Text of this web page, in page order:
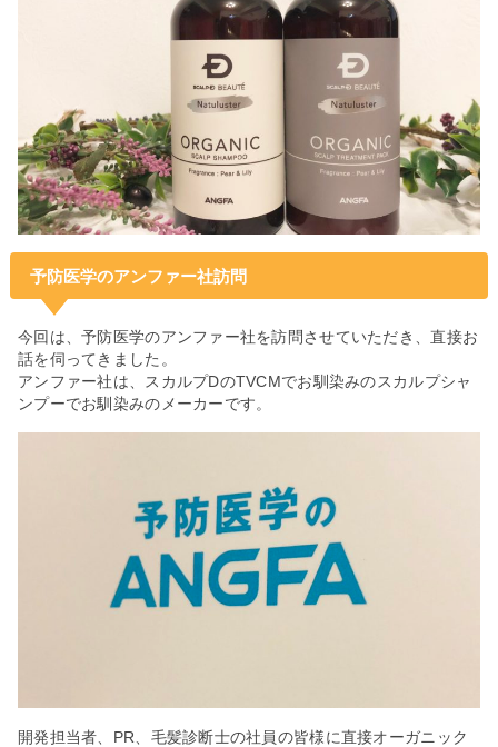
予防医学のアンファー社訪問
今回は、予防医学のアンファー社を訪問させていただき、直接お
話を伺ってきました。
アンファー社は、スカルプDのTVCMでお馴染みのスカルプシャ
ンプーでお馴染みのメーカーです。
開発担当者、PR、毛髪診断士の社員の皆様に直接オーガニック